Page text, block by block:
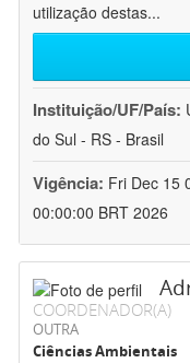
utilização destas...
Instituição/UF/País:
do Sul - RS - Brasil
Vigência: Fri Dec 15
00:00:00 BRT 2026
COORDENADOR(A)
OUTRA
Ciências Ambientais